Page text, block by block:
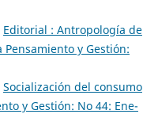
Editorial : Antropología de
Pensamiento y Gestión:
Socialización del consumo
y Gestión: No 44: Ene-